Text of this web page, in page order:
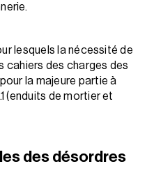
lesquels la nécessité de
cahiers des charges des
la majeure partie à
(enduits de mortier et
des désordres